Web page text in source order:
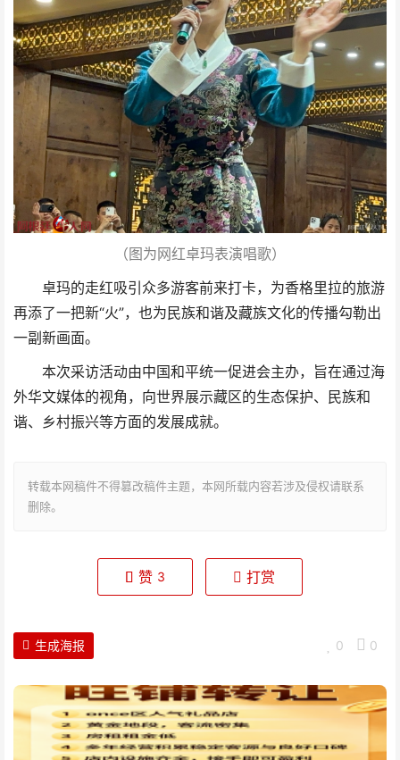
（图为网红卓玛表演唱歌）
卓玛的走红吸引众多游客前来打卡，为香格里拉的旅游
再添了一把新“火”，也为民族和谐及藏族文化的传播勾勒出
一副新画面。
本次采访活动由中国和平统一促进会主办，旨在通过海
外华文媒体的视角，向世界展示藏区的生态保护、民族和
谐、乡村振兴等方面的发展成就。
转载本网稿件不得篡改稿件主题，本网所载内容若涉及侵权请联系
删除。
赞 3 打赏
0 0
生成海报